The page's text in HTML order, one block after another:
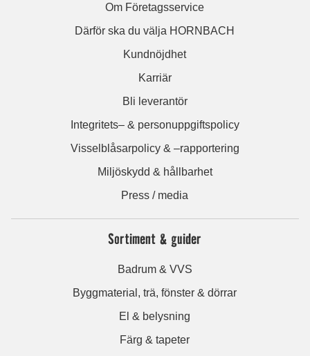
Om Företagsservice
Därför ska du välja HORNBACH
Kundnöjdhet
Karriär
Bli leverantör
Integritets– & personuppgiftspolicy
Visselblåsarpolicy & –rapportering
Miljöskydd & hållbarhet
Press / media
Sortiment & guider
Badrum & VVS
Byggmaterial, trä, fönster & dörrar
El & belysning
Färg & tapeter